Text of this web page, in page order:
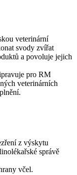
veterinární
svody zvířat
a povoluje jejich
pro RM
veterinárních
z výskytu
správě
včel.